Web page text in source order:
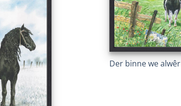
Der binne we alwêr